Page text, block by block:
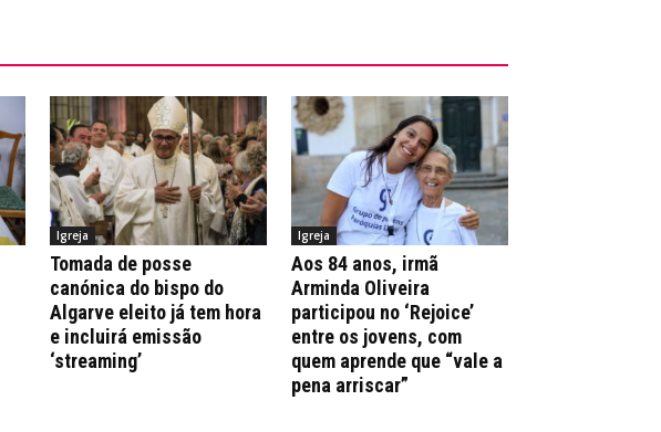
Igreja
Tomada de posse
canónica do bispo do
Algarve eleito já tem hora
e incluirá emissão
‘streaming’
Igreja
Aos 84 anos, irmã
Arminda Oliveira
participou no ‘Rejoice’
entre os jovens, com
quem aprende que “vale a
pena arriscar”